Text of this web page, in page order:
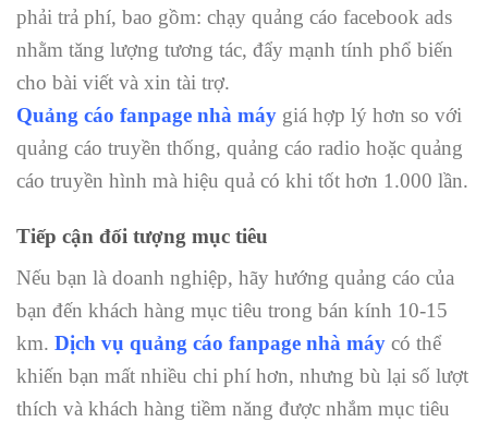
phải trả phí, bao gồm: chạy quảng cáo facebook ads
nhằm tăng lượng tương tác, đẩy mạnh tính phổ biến
cho bài viết và xin tài trợ.
Quảng cáo fanpage nhà máy giá hợp lý hơn so với
quảng cáo truyền thống, quảng cáo radio hoặc quảng
cáo truyền hình mà hiệu quả có khi tốt hơn 1.000 lần.
Tiếp cận đối tượng mục tiêu
Nếu bạn là doanh nghiệp, hãy hướng quảng cáo của
bạn đến khách hàng mục tiêu trong bán kính 10-15
km. Dịch vụ quảng cáo fanpage nhà máy có thể
khiến bạn mất nhiều chi phí hơn, nhưng bù lại số lượt
thích và khách hàng tiềm năng được nhắm mục tiêu